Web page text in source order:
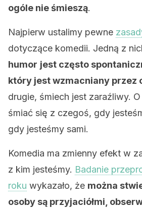
ogóle nie śmieszą.
Najpierw ustalimy pewne
dotyczące komedii. Jedną z
humor jest często
który jest wzmacniany przez
drugie, śmiech jest zaraźliwy.
śmiać się z czegoś, gdy
gdy jesteśmy sami.
Komedia ma zmienny efekt w
z kim jesteśmy. Badanie
roku wykazało, że można
osoby są przyjaciółmi,